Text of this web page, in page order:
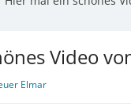
Video
Elmar